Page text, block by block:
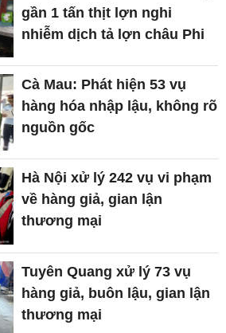
gần 1 tấn thịt lợn nghi
nhiễm dịch tả lợn châu Phi
Cà Mau: Phát hiện 53 vụ
hàng hóa nhập lậu, không rõ
nguồn gốc
Hà Nội xử lý 242 vụ vi phạm
về hàng giả, gian lận
thương mại
Tuyên Quang xử lý 73 vụ
hàng giả, buôn lậu, gian lận
thương mại